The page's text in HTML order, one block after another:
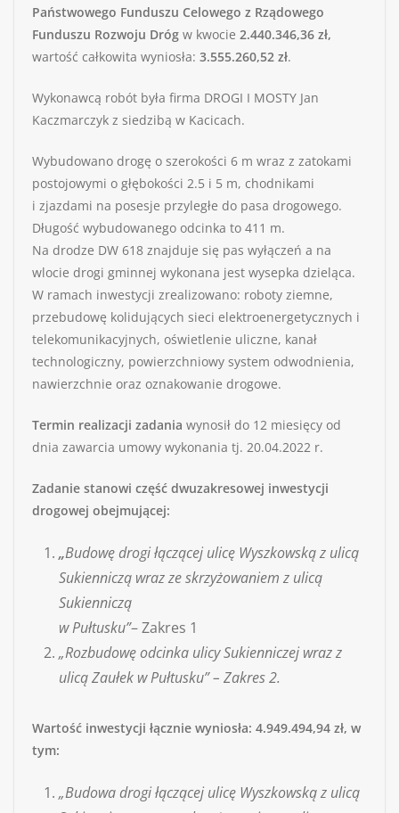
Państwowego Funduszu Celowego z Rządowego
Funduszu Rozwoju Dróg w kwocie 2.440.346,36 zł,
wartość całkowita wyniosła: 3.555.260,52 zł.
Wykonawcą robót była firma DROGI I MOSTY Jan
Kaczmarczyk z siedzibą w Kacicach.
Wybudowano drogę o szerokości 6 m wraz z zatokami
postojowymi o głębokości 2.5 i 5 m, chodnikami
i zjazdami na posesje przyległe do pasa drogowego.
Długość wybudowanego odcinka to 411 m.
Na drodze DW 618 znajduje się pas wyłączeń a na
wlocie drogi gminnej wykonana jest wysepka dzieląca.
W ramach inwestycji zrealizowano: roboty ziemne,
przebudowę kolidujących sieci elektroenergetycznych i
telekomunikacyjnych, oświetlenie uliczne, kanał
technologiczny, powierzchniowy system odwodnienia,
nawierzchnie oraz oznakowanie drogowe.
Termin realizacji zadania wynosił do 12 miesięcy od
dnia zawarcia umowy wykonania tj. 20.04.2022 r.
Zadanie stanowi część dwuzakresowej inwestycji
drogowej obejmującej:
„Budowę drogi łączącej ulicę Wyszkowską z ulicą
Sukienniczą wraz ze skrzyżowaniem z ulicą
Sukienniczą
w Pułtusku”– Zakres 1
„Rozbudowę odcinka ulicy Sukienniczej wraz z
ulicą Zaułek w Pułtusku” – Zakres 2.
Wartość inwestycji łącznie wyniosła: 4.949.494,94 zł, w
tym:
„Budowa drogi łączącej ulicę Wyszkowską z ulicą